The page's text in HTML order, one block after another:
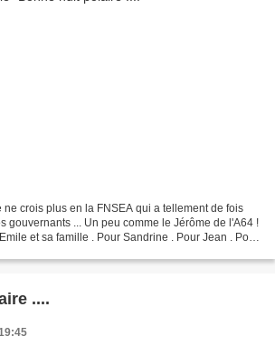
ne crois plus en la FNSEA qui a tellement de fois
gouvernants ... Un peu comme le Jérôme de l'A64 !
et sa famille . Pour Sandrine . Pour Jean . Pour
....